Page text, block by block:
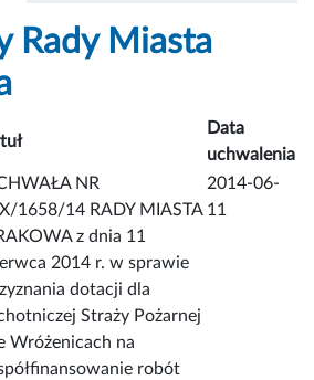
Rady Miasta
Data
uchwalenia
NR
1658/14 RADY MIASTA
z dnia 11
2014 r. w sprawie
dotacji dla
Straży Pożarnej
Wróżenicach na
robót
2014-06-
11